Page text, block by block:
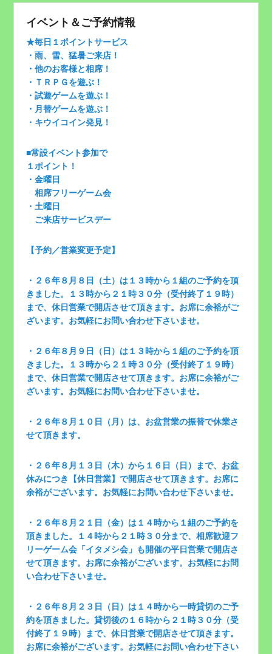
イベント＆ご予約情報
★毎日１ポイントサービス
・雨、雪、猛暑ご来店！
・他のお客様と相席！
・ＴＲＰＧを遊ぶ！
・試遊ゲームを遊ぶ！
・月替ゲームを遊ぶ！
・キウイコイン発見！
■常設イベント参加で
１ポイント！
・金曜日
相席フリーゲーム会
・土曜日
ご来店サービスデー
【予約／営業変更予定】
・２６年８月８日（土）は１３時から１組のご予約を頂
きました。１３時から２１時３０分（受付終了１９時）
まで、休日営業で開店させて頂きます。お席に余裕がご
ざいます。お気軽にお問い合わせ下さいませ。
・２６年８月９日（日）は１３時から１組のご予約を頂
きました。１３時から２１時３０分（受付終了１９時）
まで、休日営業で開店させて頂きます。お席に余裕がご
ざいます。お気軽にお問い合わせ下さいませ。
・２６年８月１０日（月）は、お盆営業の振替で休業さ
せて頂きます。
・２６年８月１３日（木）から１６日（日）まで、お盆
休みにつき【休日営業】で開店させて頂きます。お席に
余裕がございます。お気軽にお問い合わせ下さいませ。
・２６年８月２１日（金）は１４時から１組のご予約を
頂きました。１４時から２１時３０分まで、相席歓迎フ
リーゲーム会「イタメシ会」も開催の平日営業で開店さ
せて頂きます。お席に余裕がございます。お気軽にお問
い合わせ下さいませ。
・２６年８月２３日（日）は１４時から一時貸切のご予
約を頂きました。貸切後の１６時から２１時３０分（受
付終了１９時）まで、休日営業で開店させて頂きます。
お席に余裕がございます。お気軽にお問い合わせ下さい